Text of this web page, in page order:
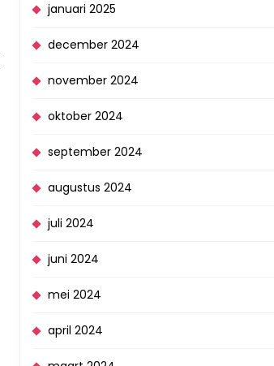
januari 2025
december 2024
november 2024
oktober 2024
september 2024
augustus 2024
juli 2024
juni 2024
mei 2024
april 2024